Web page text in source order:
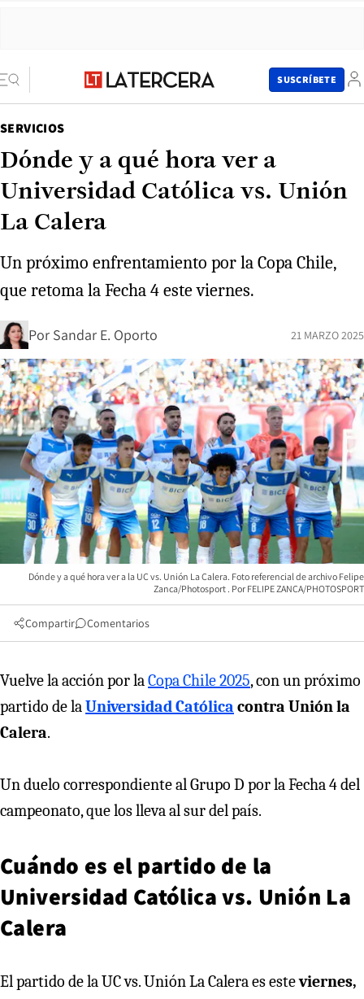
SUSCRÍBETE
SERVICIOS
Dónde y a qué hora ver a
Universidad Católica vs. Unión
La Calera
Un próximo enfrentamiento por la Copa Chile,
que retoma la Fecha 4 este viernes.
Por Sandar E. Oporto 21 MARZO 2025
Dónde y a qué hora ver a la UC vs. Unión La Calera. Foto referencial de archivo Felipe
Zanca/Photosport
FELIPE ZANCA/PHOTOSPORT
Compartir Comentarios
Vuelve la acción por laCopa Chile 2025, con un próximo
partido de laUniversidad Católica contra Unión la
Calera.
Un duelo correspondiente al Grupo D por la Fecha 4 del
campeonato, que los lleva al sur del país.
Cuándo es el partido de la
Universidad Católica vs. Unión La
Calera
El partido de la UC vs. Unión La Calera es esteviernes,